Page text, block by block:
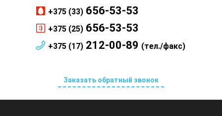
+375 (33) 656-53-53
+375 (25) 656-53-53
+375 (17) 212-00-89 (тел./факс)
Заказать обратный звонок